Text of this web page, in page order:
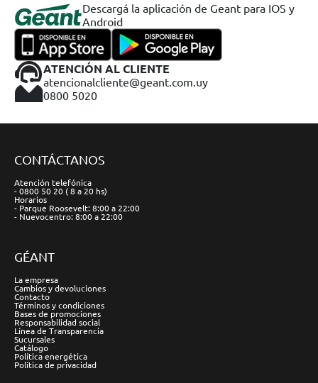
Descargá la aplicación de Geant para IOS y
Android
ATENCIÓN AL CLIENTE
atencionalcliente@geant.com.uy
0800 5020
CONTÁCTANOS
Atención telefónica
- 0800 50 20 ( 8 a 20 hs)
Horarios
- Parque Roosevelt: 8:00 a 22:00
- Nuevocentro: 8:00 a 22:00
GÉANT
La empresa
Cambios y devoluciones
Contacto
Términos y condiciones
Bases de promociones
Responsabilidad social
Línea de Transparencia
Sucursales
Catálogo
Política energética
Política de privacidad